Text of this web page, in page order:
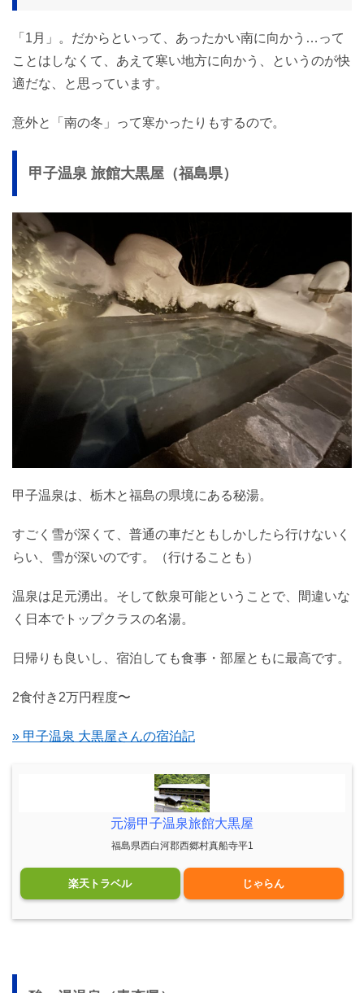
「1月」。だからといって、あったかい南に向かう…って
ことはしなくて、あえて寒い地方に向かう、というのが快
適だな、と思っています。
意外と「南の冬」って寒かったりもするので。
甲子温泉 旅館大黒屋（福島県）
甲子温泉は、栃木と福島の県境にある秘湯。
すごく雪が深くて、普通の車だともしかしたら行けないく
らい、雪が深いのです。（行けることも）
温泉は足元湧出。そして飲泉可能ということで、間違いな
く日本でトップクラスの名湯。
日帰りも良いし、宿泊しても食事・部屋ともに最高です。
2食付き2万円程度〜
» 甲子温泉 大黒屋さんの宿泊記
元湯甲子温泉旅館大黒屋
福島県西白河郡西郷村真船寺平1
楽天トラベル じゃらん